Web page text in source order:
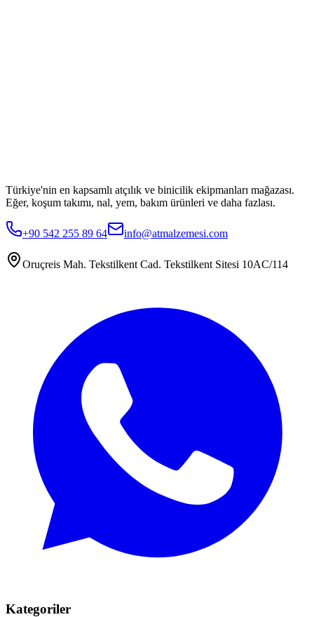
Türkiye'nin en kapsamlı atçılık ve binicilik ekipmanları mağazası.
Eğer, koşum takımı, nal, yem, bakım ürünleri ve daha fazlası.
+90 542 255 89 64 info@atmalzemesi.com
Oruçreis Mah. Tekstilkent Cad. Tekstilkent Sitesi 10AC/114
Kategoriler